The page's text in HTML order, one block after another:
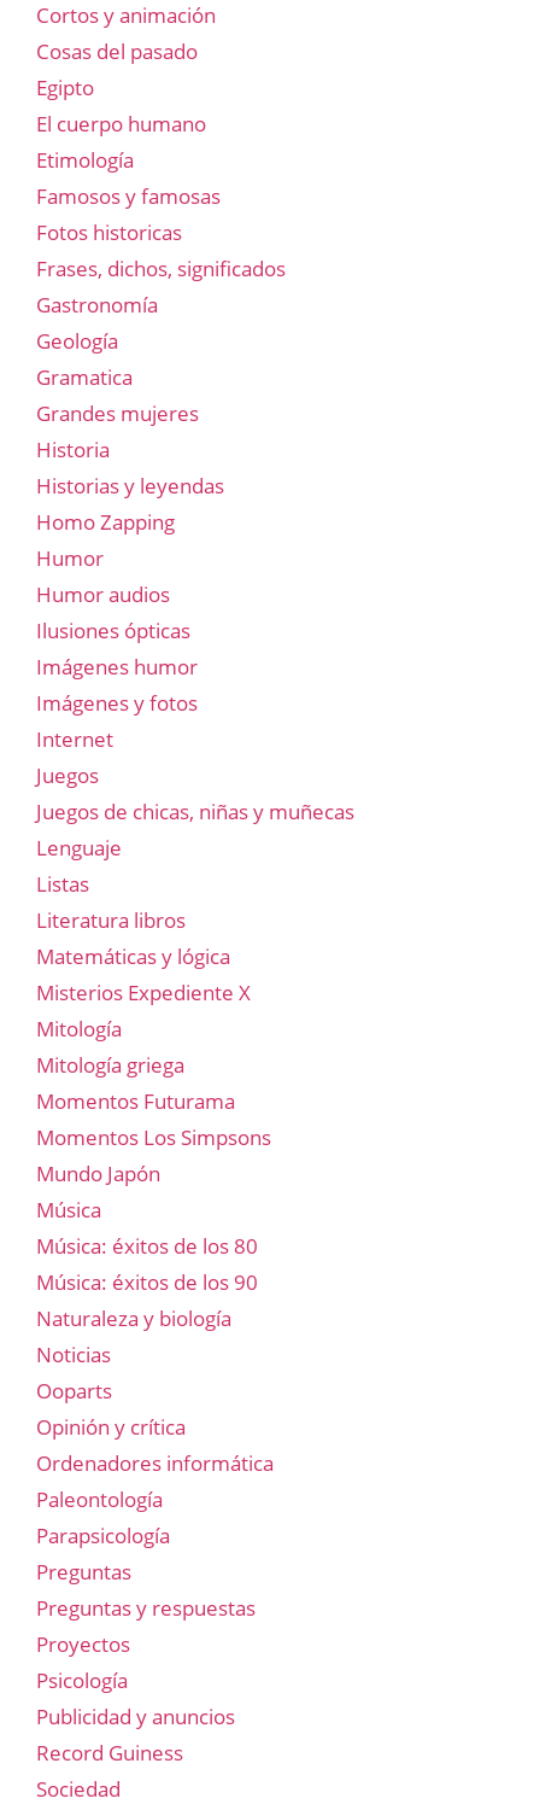
Cortos y animación
Cosas del pasado
Egipto
El cuerpo humano
Etimología
Famosos y famosas
Fotos historicas
Frases, dichos, significados
Gastronomía
Geología
Gramatica
Grandes mujeres
Historia
Historias y leyendas
Homo Zapping
Humor
Humor audios
Ilusiones ópticas
Imágenes humor
Imágenes y fotos
Internet
Juegos
Juegos de chicas, niñas y muñecas
Lenguaje
Listas
Literatura libros
Matemáticas y lógica
Misterios Expediente X
Mitología
Mitología griega
Momentos Futurama
Momentos Los Simpsons
Mundo Japón
Música
Música: éxitos de los 80
Música: éxitos de los 90
Naturaleza y biología
Noticias
Ooparts
Opinión y crítica
Ordenadores informática
Paleontología
Parapsicología
Preguntas
Preguntas y respuestas
Proyectos
Psicología
Publicidad y anuncios
Record Guiness
Sociedad